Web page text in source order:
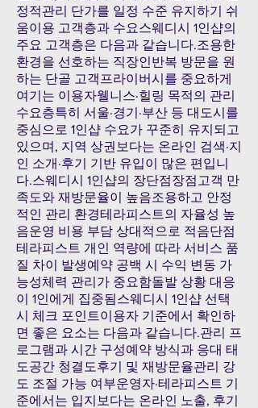
정적관리 단가를 일정 수준 유지하기 쉬
움이용 고객층과 수요스웨디시 1인샵의
주요 고객층은 다음과 같습니다.조용한
환경을 선호하는 직장인반복 방문을 원
하는 단골 고객프라이버시를 중요하게
여기는 이용자웰니스·힐링 목적의 관리
수요층특히 서울·경기·부산 등 대도시를
중심으로 1인샵 수요가 꾸준히 유지되고
있으며, 지역 상권보다는 온라인 검색·지
인 소개·후기 기반 유입이 많은 편입니
다.스웨디시 1인샵의 장단점장점고객 만
족도와 재방문율이 높음조용하고 안정
적인 관리 환경테라피스트의 자율성 높
음운영 비용 부담 상대적으로 적음단점
테라피스트 개인 역량에 따라 서비스 품
질 차이 발생예약 공백 시 수익 변동 가
능성체력 관리가 중요함돌발 상황 대응
이 1인에게 집중됨스웨디시 1인샵 선택
시 체크 포인트이용자 기준에서 확인하
면 좋은 요소는 다음과 같습니다.관리 프
로그램과 시간 구성예약 방식과 응대 태
도공간 청결도후기 및 재방문율관리 강
도 조절 가능 여부운영자·테라피스트 기
준에서는 입지보다는 온라인 노출, 후기